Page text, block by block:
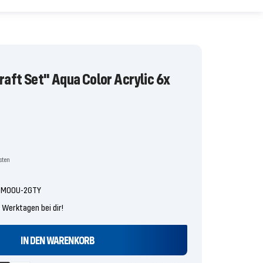
Set" Aqua Color Acrylic 6x
2GTY
bei dir!
IN DEN WARENKORB